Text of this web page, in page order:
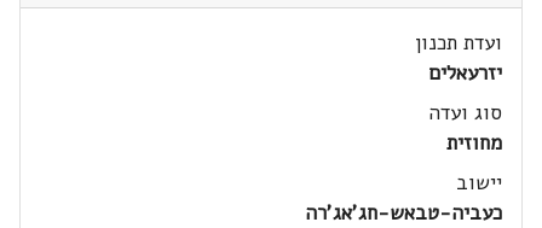
ועדת תכנון
יזרעאלים
סוג ועדה
מחוזית
יישוב
כעביה-טבאש-חג'אג'רה